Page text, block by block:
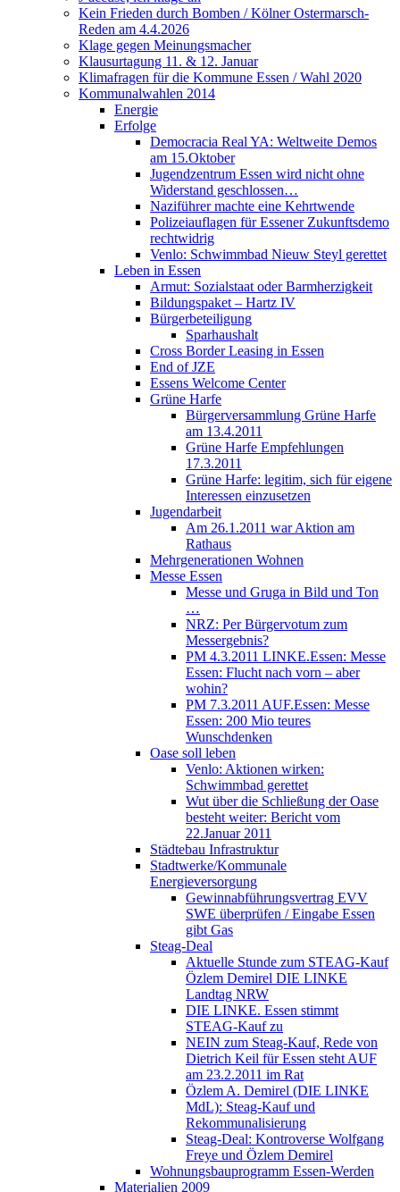
Kein Frieden durch Bomben / Kölner Ostermarsch-
Reden am 4.4.2026
Klage gegen Meinungsmacher
Klausurtagung 11. & 12. Januar
Klimafragen für die Kommune Essen / Wahl 2020
Kommunalwahlen 2014
Energie
Erfolge
Democracia Real YA: Weltweite Demos
am 15.Oktober
Jugendzentrum Essen wird nicht ohne
Widerstand geschlossen…
Naziführer machte eine Kehrtwende
Polizeiauflagen für Essener Zukunftsdemo
rechtwidrig
Venlo: Schwimmbad Nieuw Steyl gerettet
Leben in Essen
Armut: Sozialstaat oder Barmherzigkeit
Bildungspaket – Hartz IV
Bürgerbeteiligung
Sparhaushalt
Cross Border Leasing in Essen
End of JZE
Essens Welcome Center
Grüne Harfe
Bürgerversammlung Grüne Harfe
am 13.4.2011
Grüne Harfe Empfehlungen
17.3.2011
Grüne Harfe: legitim, sich für eigene
Interessen einzusetzen
Jugendarbeit
Am 26.1.2011 war Aktion am
Rathaus
Mehrgenerationen Wohnen
Messe Essen
Messe und Gruga in Bild und Ton
…
NRZ: Per Bürgervotum zum
Messergebnis?
PM 4.3.2011 LINKE.Essen: Messe
Essen: Flucht nach vorn – aber
wohin?
PM 7.3.2011 AUF.Essen: Messe
Essen: 200 Mio teures
Wunschdenken
Oase soll leben
Venlo: Aktionen wirken:
Schwimmbad gerettet
Wut über die Schließung der Oase
besteht weiter: Bericht vom
22.Januar 2011
Städtebau Infrastruktur
Stadtwerke/Kommunale
Energieversorgung
Gewinnabführungsvertrag EVV
SWE überprüfen / Eingabe Essen
gibt Gas
Steag-Deal
Aktuelle Stunde zum STEAG-Kauf
Özlem Demirel DIE LINKE
Landtag NRW
DIE LINKE. Essen stimmt
STEAG-Kauf zu
NEIN zum Steag-Kauf, Rede von
Dietrich Keil für Essen steht AUF
am 23.2.2011 im Rat
Özlem A. Demirel (DIE LINKE
MdL): Steag-Kauf und
Rekommunalisierung
Steag-Deal: Kontroverse Wolfgang
Freye und Özlem Demirel
Wohnungsbauprogramm Essen-Werden
Materialien 2009